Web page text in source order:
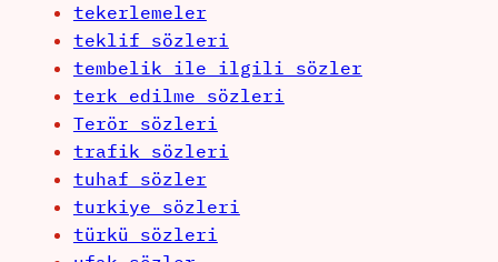
tekerlemeler
teklif sözleri
tembelik ile ilgili sözler
terk edilme sözleri
Terör sözleri
trafik sözleri
tuhaf sözler
turkiye sözleri
türkü sözleri